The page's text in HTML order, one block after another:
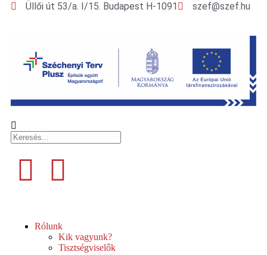
Üllői út 53/a. I/15. Budapest H-1091 szef@szef.hu
Rólunk
Kik vagyunk?
Tisztségviselők